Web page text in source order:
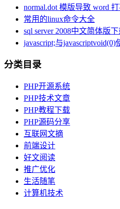
normal.dot 模版导致 word
常用的linux命令大全
sql server 2008中文简体版
javascript;与javascriptvoid(0)
分类目录
PHP开源系统
PHP技术文章
PHP教程下载
PHP源码分享
互联网文摘
前端设计
好文阅读
推广优化
生活随笔
计算机技术